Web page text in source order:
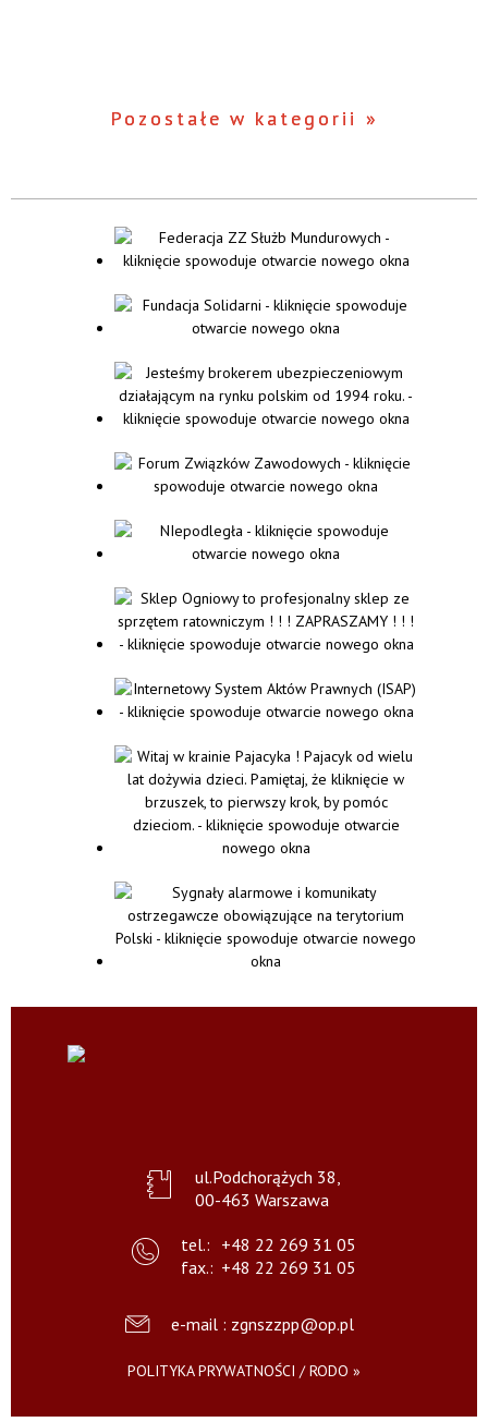
Pozostałe w kategorii
ul.Podchorążych 38,
00-463 Warszawa
tel.: +48 22 269 31 05
fax.: +48 22 269 31 05
e-mail : zgnszzpp@op.pl
POLITYKA PRYWATNOŚCI / RODO »